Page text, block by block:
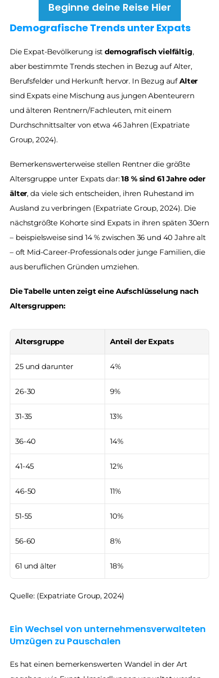
Beginne deine Reise Hier
Demografische Trends unter Expats
Die Expat-Bevölkerung ist demografisch vielfältig,
aber bestimmte Trends stechen in Bezug auf Alter,
Berufsfelder und Herkunft hervor. In Bezug auf Alter
sind Expats eine Mischung aus jungen Abenteurern
und älteren Rentnern/Fachleuten, mit einem
Durchschnittsalter von etwa 46 Jahren (Expatriate
Group, 2024).
Bemerkenswerterweise stellen Rentner die größte
Altersgruppe unter Expats dar: 18 % sind 61 Jahre oder
älter, da viele sich entscheiden, ihren Ruhestand im
Ausland zu verbringen (Expatriate Group, 2024). Die
nächstgrößte Kohorte sind Expats in ihren späten 30ern
– beispielsweise sind 14 % zwischen 36 und 40 Jahre alt
– oft Mid-Career-Professionals oder junge Familien, die
aus beruflichen Gründen umziehen.
Die Tabelle unten zeigt eine Aufschlüsselung nach
Altersgruppen:
Altersgruppe Anteil der Expats
25 und darunter 4%
26-30 9%
31-35 13%
36-40 14%
41-45 12%
46-50 11%
51-55 10%
56-60 8%
61 und älter 18%
Quelle: (Expatriate Group, 2024)
Ein Wechsel von unternehmensverwalteten
Umzügen zu Pauschalen
Es hat einen bemerkenswerten Wandel in der Art